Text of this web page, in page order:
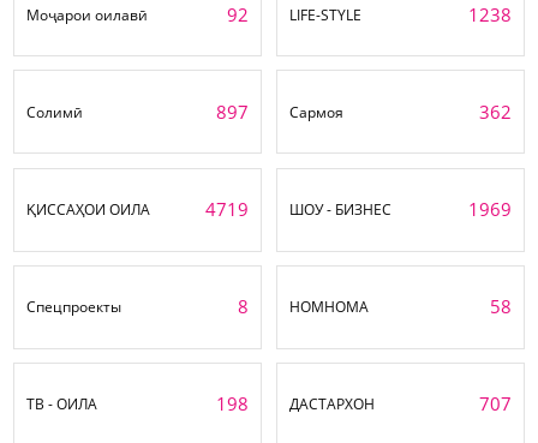
Моҷарои оилавӣ 92 LIFE-STYLE 1238
Солимӣ 897 Сармоя 362
ҚИССАҲОИ ОИЛА 4719 ШОУ - БИЗНЕС 1969
Спецпроекты 8 НОМНОМА 58
ТВ - ОИЛА 198 ДАСТАРХОН 707